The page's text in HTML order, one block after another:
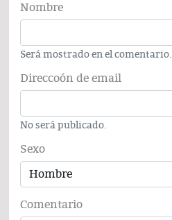
Nombre
Será mostrado en el comentario.
Direccoón de email
No será publicado.
Sexo
Comentario